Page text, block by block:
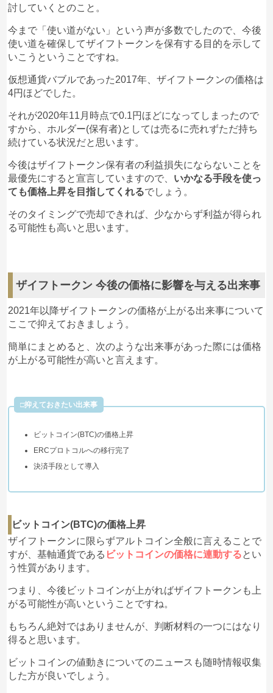
討していくとのこと。
今まで「使い道がない」という声が多数でしたので、今後
使い道を確保してザイフトークンを保有する目的を示して
いこうということですね。
仮想通貨バブルであった2017年、ザイフトークンの価格は
4円ほどでした。
それが2020年11月時点で0.1円ほどになってしまったので
すから、ホルダー(保有者)としては売るに売れずただ持ち
続けている状況だと思います。
今後はザイフトークン保有者の利益損失にならないことを
最優先にすると宣言していますので、 いかなる手段を使っ
ても価格上昇を目指してくれるでしょう。
そのタイミングで売却できれば、少なからず利益が得られ
る可能性も高いと思います。
ザイフトークン 今後の価格に影響を与える出来事
2021年以降ザイフトークンの価格が上がる出来事について
ここで抑えておきましょう。
簡単にまとめると、次のような出来事があった際には価格
が上がる可能性が高いと言えます。
□抑えておきたい出来事
ビットコイン(BTC)の価格上昇
ERCプロトコルへの移行完了
決済手段として導入
ビットコイン(BTC)の価格上昇
ザイフトークンに限らずアルトコイン全般に言えることで
すが、基軸通貨である ビットコインの価格に連動するとい
う性質があります。
つまり、今後ビットコインが上がればザイフトークンも上
がる可能性が高いということですね。
もちろん絶対ではありませんが、判断材料の一つにはなり
得ると思います。
ビットコインの値動きについてのニュースも随時情報収集
した方が良いでしょう。